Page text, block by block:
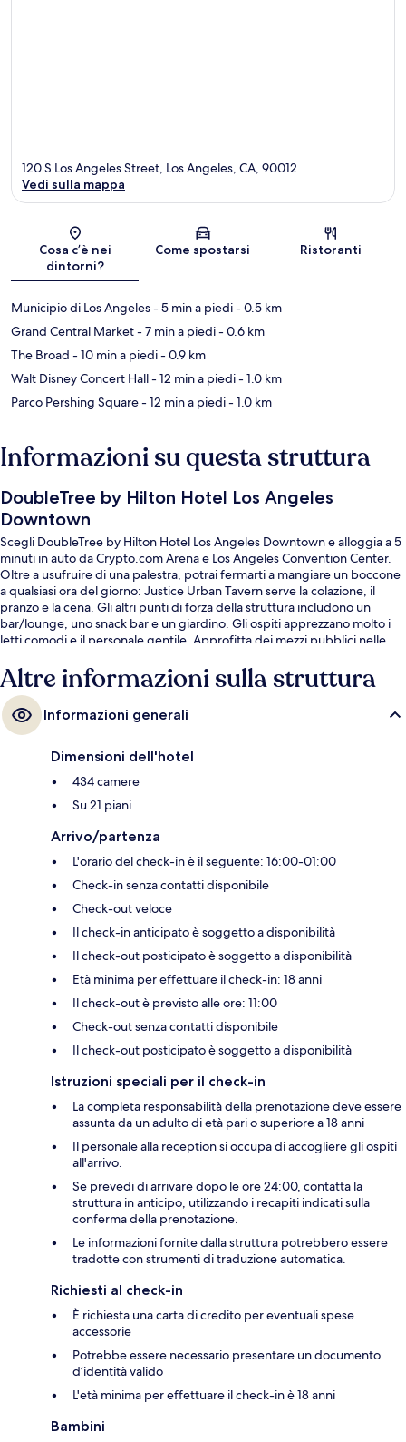
Mappa
120 S Los Angeles Street, Los Angeles, CA, 90012
Vedi sulla mappa
Cosa c’è nei
dintorni?
Come spostarsi Ristoranti
Municipio di Los Angeles- 5 min a piedi- 0.5 km
Grand Central Market- 7 min a piedi- 0.6 km
The Broad - 10 min a piedi- 0.9 km
Walt Disney Concert Hall- 12 min a piedi- 1.0 km
Parco Pershing Square- 12 min a piedi- 1.0 km
Informazioni su questa struttura
DoubleTree by Hilton Hotel Los Angeles
Downtown
Scegli DoubleTree by Hilton Hotel Los Angeles Downtown e alloggia a 5
minuti in auto da Crypto.com Arena e Los Angeles Convention Center.
Oltre a usufruire di una palestra, potrai fermarti a mangiare un boccone
a qualsiasi ora del giorno: Justice Urban Tavern serve la colazione, il
pranzo e la cena. Gli altri punti di forza della struttura includono un
bar/lounge, uno snack bar e un giardino. Gli ospiti apprezzano molto i
letti comodi e il personale gentile. Approfitta dei mezzi pubblici nelle
metro di Little Tokyo/Arts District a 7 min a piedi.
Altre informazioni sulla struttura
Informazioni generali
Dimensioni dell'hotel
434 camere
Su 21 piani
Arrivo/partenza
L'orario del check-in è il seguente: 16:00-01:00
Check-in senza contatti disponibile
Check-out veloce
Il check-in anticipato è soggetto a disponibilità
Il check-out posticipato è soggetto a disponibilità
Età minima per effettuare il check-in: 18 anni
Il check-out è previsto alle ore: 11:00
Check-out senza contatti disponibile
Il check-out posticipato è soggetto a disponibilità
Istruzioni speciali per il check-in
La completa responsabilità della prenotazione deve essere
assunta da un adulto di età pari o superiore a 18 anni
Il personale alla reception si occupa di accogliere gli ospiti
all'arrivo.
Se prevedi di arrivare dopo le ore 24:00, contatta la
struttura in anticipo, utilizzando i recapiti indicati sulla
conferma della prenotazione.
Le informazioni fornite dalla struttura potrebbero essere
tradotte con strumenti di traduzione automatica.
Richiesti al check-in
È richiesta una carta di credito per eventuali spese
accessorie
Potrebbe essere necessario presentare un documento
d’identità valido
L'età minima per effettuare il check-in è 18 anni
Bambini